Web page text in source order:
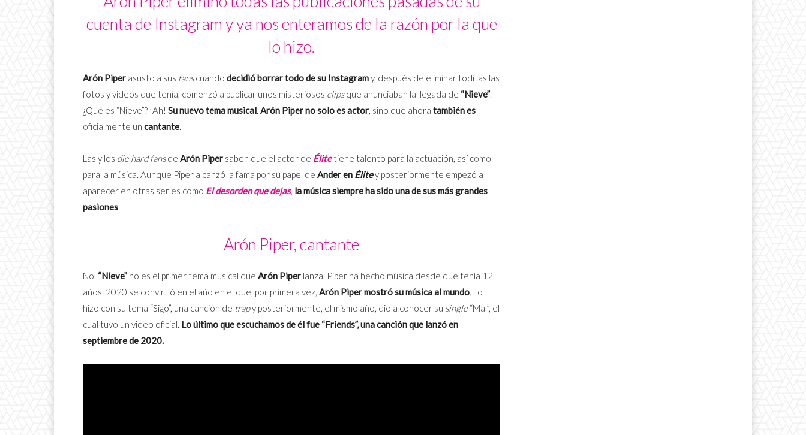
cuenta de Instagram y ya nos enteramos de la razón por la que
lo hizo.
Arón Piper asustó a sus fanscuando decidió borrar todo de su Instagramy, después de eliminar toditas las
fotos y videos que tenía, comenzó a publicar unos misteriosos clipsque anunciaban la llegada de “Nieve”.
¿Qué es “Nieve”? ¡Ah! Su nuevo tema musical. Arón Piper no solo es actor, sino que ahora también es
oficialmente un cantante.
Las y los die hard fansde Arón Piper saben que el actor de Élitetiene talento para la actuación, así como
para la música. Aunque Piper alcanzó la fama por su papel de Ander en Élitey posteriormente empezó a
aparecer en otras series como El desorden que dejas, la música siempre ha sido una de sus más grandes
pasiones.
Arón Piper, cantante
No, “Nieve” no es el primer tema musical que Arón Piper lanza. Piper ha hecho música desde que tenía 12
años. 2020 se convirtió en el año en el que, por primera vez, Arón Piper mostró su música al mundo. Lo
hizo con su tema “Sigo”, una canción de trapy posteriormente, el mismo año, dio a conocer su single“Mal”, el
cual tuvo un video oficial. Lo último que escuchamos de él fue “Friends”, una canción que lanzó en
septiembre de 2020.